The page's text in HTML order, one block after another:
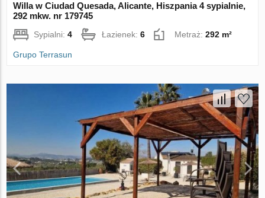
Willa w Ciudad Quesada, Alicante, Hiszpania 4 sypialnie,
292 mkw. nr 179745
Sypialni:4 Łazienek:6 Metraż:292 m²
Grupo Terrasun